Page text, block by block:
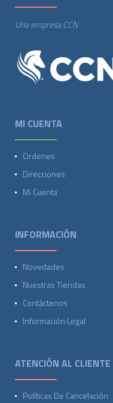
Una empresa CCN
MI CUENTA
Ordenes
Direcciones
Mi Cuenta
INFORMACIÓN
Novedades
Nuestras Tiendas
Contáctenos
Información Legal
ATENCIÓN AL CLIENTE
Políticas De Cancelación